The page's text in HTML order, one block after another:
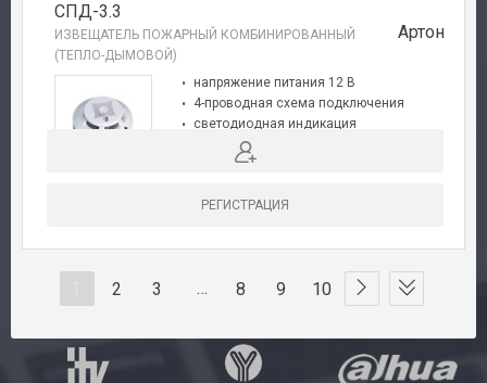
СПД-3.3
ИЗВЕЩАТЕЛЬ ПОЖАРНЫЙ КОМБИНИРОВАННЫЙ
(ТЕПЛО-ДЫМОВОЙ)
Артон
напряжение питания 12 В
4-проводная схема подключения
светодиодная индикация
соответствует требованиям EN-54
РЕГИСТРАЦИЯ
2 3 … 8 9 10